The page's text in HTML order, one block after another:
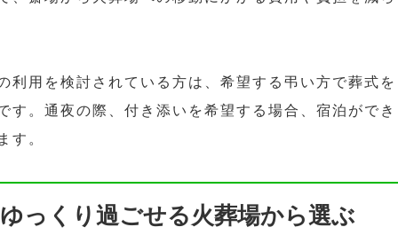
利用を検討されている方は、希望する弔い方で葬式を
す。通夜の際、付き添いを希望する場合、宿泊ができ
す。
っくり過ごせる火葬場から選ぶ